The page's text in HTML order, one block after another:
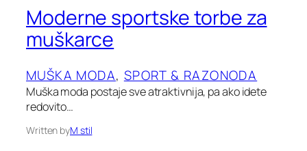
Moderne sportske torbe za
muškarce
MUŠKA MODA, SPORT & RAZONODA
Muška moda postaje sve atraktivnija, pa ako idete
redovito…
Written byM stil